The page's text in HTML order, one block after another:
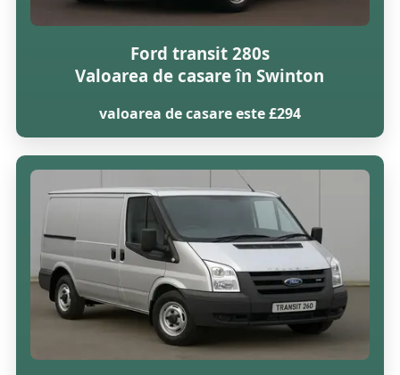
Ford transit 280s
Valoarea de casare în Swinton
valoarea de casare este £294